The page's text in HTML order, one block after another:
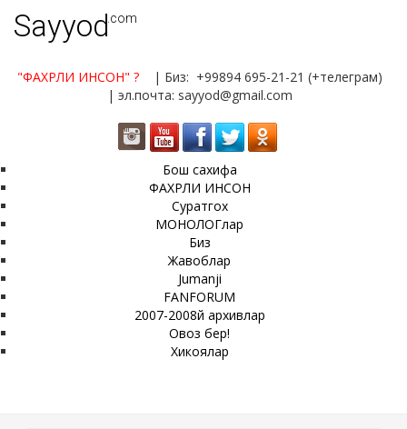
Sayyod.com
"ФАХРЛИ ИНСОН" ?
| Биз: +99894 695-21-21 (+телеграм)
| эл.почта: sayyod@gmail.com
Бош сахифа
ФАХРЛИ ИНСОН
Суратгох
МОНОЛОГлар
Биз
Жавоблар
Jumanji
FANFORUM
2007-2008й архивлар
Овоз бер!
Хикоялар